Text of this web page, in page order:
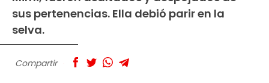
sus pertenencias. Ella debió parir en la
selva.
Compartir